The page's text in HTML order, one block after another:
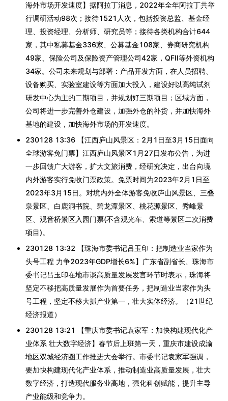
海外市场开发速度】据阿拉丁消息，2022年全年阿拉丁共举
行调研活动98次；接待1521人次，包括投资总监、基金经
理、投资经理、分析师、研究员等；接待各类机构合计644
家，其中私募基金336家、公募基金108家、券商研究机构
49家、保险公司及保险资产管理公司42家，QFII等外资机构
34家。公司未来规划与部署：产品开发方面，在人员招聘、
设备购买、实验室建设等方面加大投入，建设好以高纯试剂
研发中心为主的二期项目，并规划好三期项目；区域方面，
公司将进一步完善外仓建设，加强外仓的补货，并加快海外
基地的建设，加快海外市场的开发速度。
230128 13:36 【江西庐山风景区：2月1日至3月15日面向
全球游客免门票】江西庐山风景区1月27日发布公告，为进
一步回馈广大游客，扩大文旅消费，经研究决定，出台向境
内外游客实行免收门票政策。免票时间为2023年2月1日至
2023年3月15日。对境内外全体游客免收庐山风景区、三叠
泉景区、白鹿洞书院、碧龙潭景区、桃花源景区、秀峰景
区、观音桥景区入园门票(不含观光车、索道等景区二次消费
项目)。
230128 13:32 【珠海市委书记吕玉印：把制造业当家作为
头号工程 力争2023年GDP增长6%】广东省副省长、珠海市
委书记吕玉印在地市谈高质量发展发言环节时表示，珠海将
坚定不移把高质量发展作为首要任务，把制造业当家作为头
号工程，坚定不移大抓产业第一，壮大实体经济。（21世纪
经济报道）
230128 13:21 【重庆市委书记袁家军：加快构建现代化产
业体系 壮大数字经济】春节后上班第一天，重庆市建设成渝
地区双城经济圈工作推进大会举行。市委书记袁家军强调，
要加快构建现代化产业体系，推动制造业高质量发展，壮大
数字经济，打造现代服务业高地，强化科创赋能，提升主导
产业能级和竞争力。